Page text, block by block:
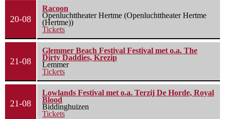
20-08
Racoon
Openluchttheater Hertme (Openluchttheater Hertme
(Hertme))
Tickets
21-08
Glemmer Beach Festival Festival met o.a. The
Dirty Daddies, Krezip
Lemmer
Tickets
21-08
Lowlands Festival met o.a. Terzij De Horde, Royal
Blood
Biddinghuizen
Tickets